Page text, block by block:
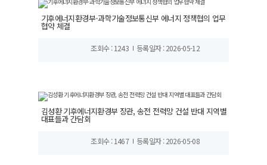
기후에너지환경부-과학기술정보통신부 에너지 정책협의 업무
협약 체결
조회수 : 1243 등록일자 : 2026-05-12
김성환 기후에너지환경부 장관, 송전 전력망 건설 반대 지역별
대표들과 간담회
조회수 : 1467 등록일자 : 2026-05-08